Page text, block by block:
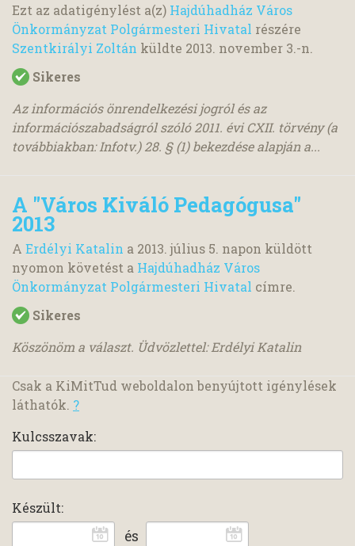
Ezt az adatigénylést a(z) Hajdúhadház Város
Önkormányzat Polgármesteri Hivatal részére
Szentkirályi Zoltán küldte 2013. november 3.-n.
Sikeres
Az információs önrendelkezési jogról és az
információszabadságról szóló 2011. évi CXII. törvény (a
továbbiakban: Infotv.) 28. § (1) bekezdése alapján a...
A "Város Kiváló Pedagógusa"
2013
A Erdélyi Katalin a 2013. július 5. napon küldött
nyomon követést a Hajdúhadház Város
Önkormányzat Polgármesteri Hivatal címre.
Sikeres
Köszönöm a választ. Üdvözlettel: Erdélyi Katalin
Csak a KiMitTud weboldalon benyújtott igénylések
láthatók. ?
Kulcsszavak:
Készült:
és